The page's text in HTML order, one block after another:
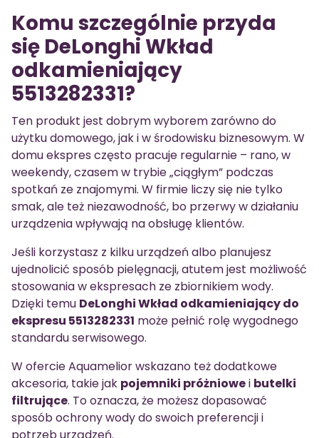
Komu szczególnie przyda
się DeLonghi Wkład
odkamieniający
5513282331?
Ten produkt jest dobrym wyborem zarówno do
użytku domowego, jak i w środowisku biznesowym. W
domu ekspres często pracuje regularnie – rano, w
weekendy, czasem w trybie „ciągłym” podczas
spotkań ze znajomymi. W firmie liczy się nie tylko
smak, ale też niezawodność, bo przerwy w działaniu
urządzenia wpływają na obsługę klientów.
Jeśli korzystasz z kilku urządzeń albo planujesz
ujednolicić sposób pielęgnacji, atutem jest możliwość
stosowania w ekspresach ze zbiornikiem wody.
Dzięki temu DeLonghi Wkład odkamieniający do
ekspresu 5513282331 może pełnić rolę wygodnego
standardu serwisowego.
W ofercie Aquamelior wskazano też dodatkowe
akcesoria, takie jak pojemniki próżniowei butelki
filtrujące. To oznacza, że możesz dopasować
sposób ochrony wody do swoich preferencji i